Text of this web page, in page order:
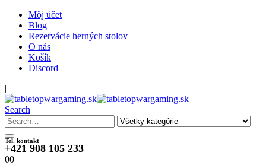
Môj účet
Blog
Rezervácie herných stolov
O nás
Košík
Discord
|
Search
Tel. kontakt
+421 908 105 233
00